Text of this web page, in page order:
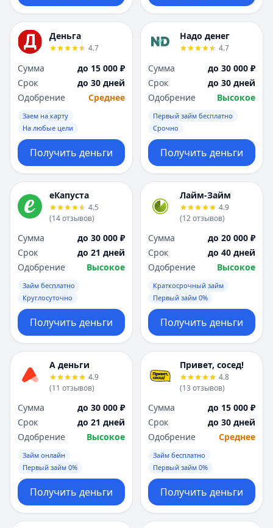
Деньга
4.7
Сумма
до 15 000 ₽
Срок
до 30 дней
Одобрение
Среднее
Заем на карту
На любые цели
Получить деньги
Надо денег
4.7
Сумма
до 30 000 ₽
Срок
до 30 дней
Одобрение
Высокое
Первый займ бесплатно
Срочно
Получить деньги
еКапуста
4.5
(14отзывов)
Сумма
до 30 000 ₽
Срок
до 21 дней
Одобрение
Высокое
Займ бесплатно
Круглосуточно
Получить деньги
Лайм-Займ
4.9
(12отзывов)
Сумма
до 20 000 ₽
Срок
до 40 дней
Одобрение
Высокое
Краткосрочный займ
Первый займ 0%
Получить деньги
А деньги
4.9
(11 отзывов)
Сумма
до 30 000 ₽
Срок
до 21 дней
Одобрение
Высокое
Займ онлайн
Первый займ 0%
Получить деньги
Привет, сосед!
4.8
(13 отзывов)
Сумма
до 15 000 ₽
Срок
до 30 дней
Одобрение
Среднее
Займ бесплатно
Первый займ 0%
Получить деньги